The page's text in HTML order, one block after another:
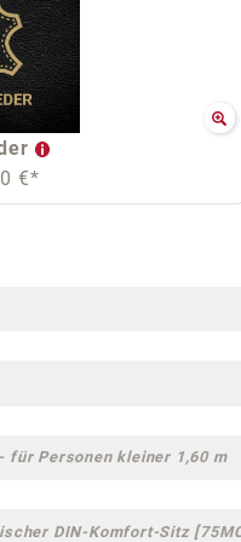
€*
für Personen kleiner 1,60 m
DIN-Komfort-Sitz